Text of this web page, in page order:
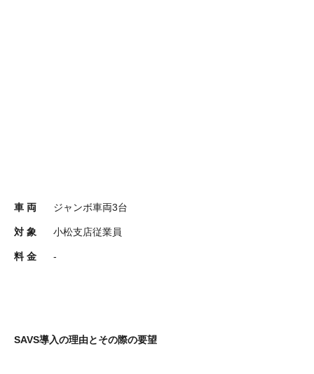
車 両 ジャンボ車両3台
対 象 小松支店従業員
料 金 -
SAVS導入の理由とその際の要望